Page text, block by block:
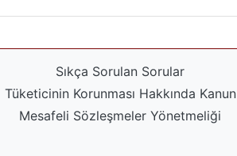
Sıkça Sorulan Sorular
Tüketicinin Korunması Hakkında Kanun
Mesafeli Sözleşmeler Yönetmeliği